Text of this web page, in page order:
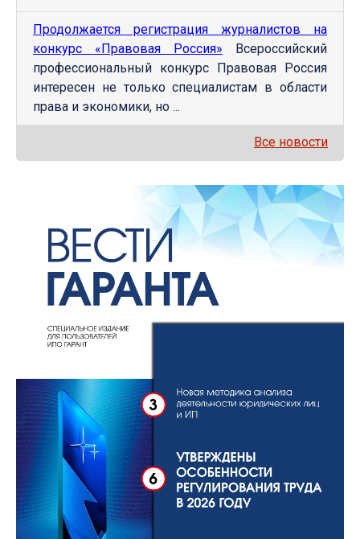
Продолжается регистрация журналистов на
конкурс «Правовая Россия» Всероссийский
профессиональный конкурс Правовая Россия
интересен не только специалистам в области
права и экономики, но ...
Все новости